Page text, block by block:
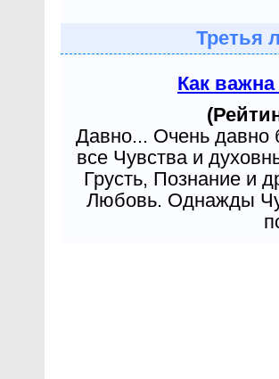
Третья
Как
Давно... Очень давно
все Чувства и
Грусть, Познание и
Любовь. Однажды